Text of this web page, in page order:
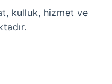
kulluk, hizmet ve